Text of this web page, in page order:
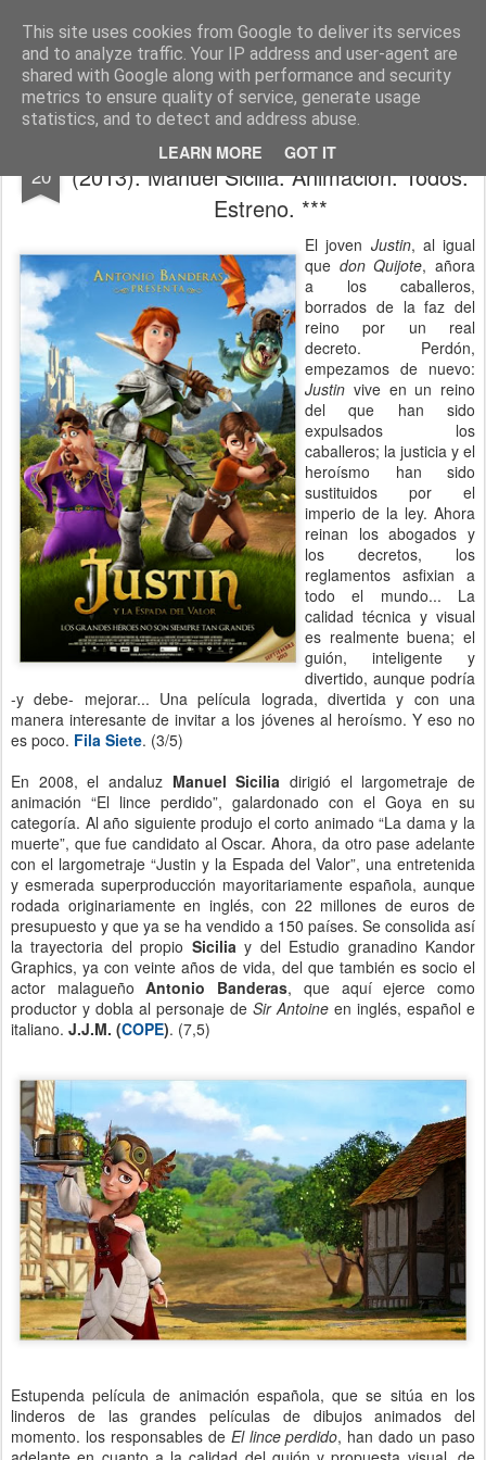
This site uses cookies from Google to deliver its services
and to analyze traffic. Your IP address and user-agent are
shared with Google along with performance and security
metrics to ensure quality of service, generate usage
statistics, and to detect and address abuse.
LEARN MORE GOT IT
CINE, LITERATURA Y VIDA Blog de Cine y Libros
20
JUSTIN Y LA ESPADA DEL VALOR
(2013). Manuel Sicilia. Animación. Todos.
Estreno. ***
El joven Justin, al igual
que don Quijote, añora
a los caballeros,
borrados de la faz del
reino por un real
decreto. Perdón,
empezamos de nuevo:
Justin vive en un reino
del que han sido
expulsados los
caballeros; la justicia y el
heroísmo han sido
sustituidos por el
imperio de la ley. Ahora
reinan los abogados y
los decretos, los
reglamentos asfixian a
todo el mundo... La
calidad técnica y visual
es realmente buena; el
guión, inteligente y
divertido, aunque podría
-y debe- mejorar... Una película lograda, divertida y con una
manera interesante de invitar a los jóvenes al heroísmo. Y eso no
es poco. Fila Siete. (3/5)
En 2008, el andaluz Manuel Sicilia dirigió el largometraje de
animación “El lince perdido”, galardonado con el Goya en su
categoría. Al año siguiente produjo el corto animado “La dama y la
muerte”, que fue candidato al Oscar. Ahora, da otro pase adelante
con el largometraje “Justin y la Espada del Valor”, una entretenida
y esmerada superproducción mayoritariamente española, aunque
rodada originariamente en inglés, con 22 millones de euros de
presupuesto y que ya se ha vendido a 150 países. Se consolida así
la trayectoria del propio Siciliay del Estudio granadino Kandor
Graphics, ya con veinte años de vida, del que también es socio el
actor malagueñoAntonio Banderas, que aquí ejerce como
productor y dobla al personaje de Sir Antoine en inglés, español e
italiano. J.J.M. (COPE). (7,5)
Estupenda película de animación española, que se sitúa en los
linderos de las grandes películas de dibujos animados del
momento. los responsables de El lince perdido, han dado un paso